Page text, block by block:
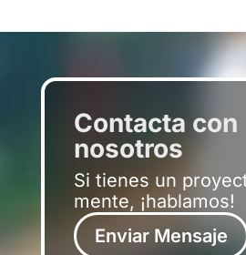
Contacta con
nosotros
Si tienes un
mente, ¡hablamos!
Enviar Mensaje